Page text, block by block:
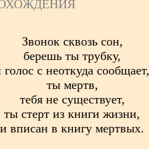
Звонок сквозь сон,
берешь ты трубку,
голос с неоткуда сообщает,
ты мертв,
тебя не существует,
ты стерт из книги жизни,
и вписан в книгу мертвых.